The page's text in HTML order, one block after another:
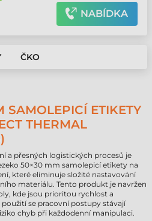
NABÍDKA
ČKO
SAMOLEPICÍ ETIKETY
THERMAL
a přesných logistických procesů je
50×30 mm samolepicí etikety na
které eliminuje složité nastavování
materiálu. Tento produkt je navržen
kde jsou prioritou rychlost a
se pracovní postupy stávají
chyb při každodenní manipulaci.